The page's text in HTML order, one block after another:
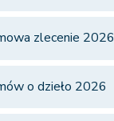
zlecenie 2026
o dzieło 2026